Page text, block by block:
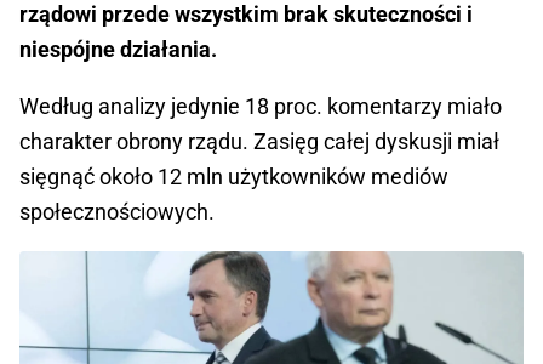
rządowi przede wszystkim brak skuteczności i
niespójne działania.
Według analizy jedynie 18 proc. komentarzy miało
charakter obrony rządu. Zasięg całej dyskusji miał
sięgnąć około 12 mln użytkowników mediów
społecznościowych.